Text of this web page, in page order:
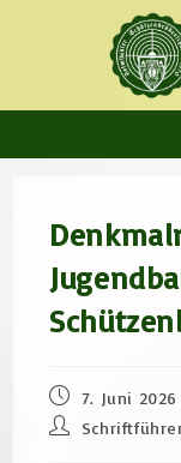
Beitrag
veröffentlicht:
7. Juni 2026
Beitrags-